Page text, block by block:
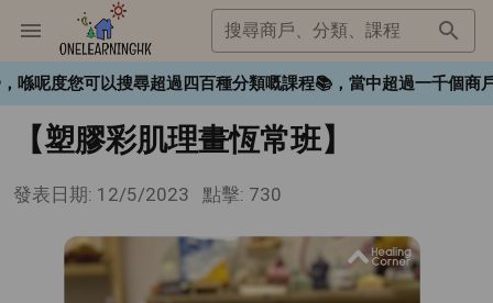
搜尋商戶、分類、課程
度您可以搜尋超過四百種分類嘅課程📚，當中超過一千個商戶
【塑膠彩肌理畫恆常班】
發表日期: 12/5/2023 點擊: 730